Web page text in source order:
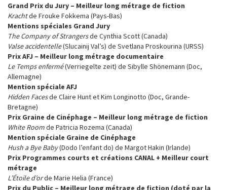
Grand Prix du Jury – Meilleur long métrage de fiction
Krachtde Frouke Fokkema (Pays-Bas)
Mentions spéciales Grand Jury
The Company of Strangersde Cynthia Scott (Canada)
Valse accidentelle(Slucainij Val’s) de Svetlana Proskourina (URSS)
Prix AFJ – Meilleur long métrage documentaire
Le Temps enfermé(Verriegelte zeit) de Sibylle Shönemann (Doc,
Allemagne)
Mention spéciale AFJ
Hidden Facesde Claire Hunt et Kim Longinotto (Doc, Grande-
Bretagne)
Prix Graine de Cinéphage – Meilleur long métrage de fiction
White Roomde Patricia Rozema (Canada)
Mention spéciale Graine de Cinéphage
Hush a Bye Baby(Dodo l’enfant do) de Margot Hakin (Irlande)
Prix Programmes courts et créations CANAL + Meilleur court
métrage
L’Étoile d’orde Marie Helia (France)
Prix du Public – Meilleur long métrage de fiction (doté par la